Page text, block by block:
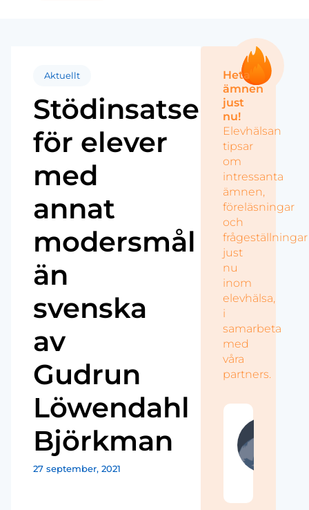
Aktuellt
Stödinsatser
för elever
med
annat
modersmål
än
svenska
av
Gudrun
Löwendahl
Björkman
27 september, 2021
Heta
ämnen
just
nu!
Elevhälsan
tipsar
om
intressanta
ämnen,
föreläsningar
och
frågeställningar
just
nu
inom
elevhälsa,
i
samarbeta
med
våra
partners.